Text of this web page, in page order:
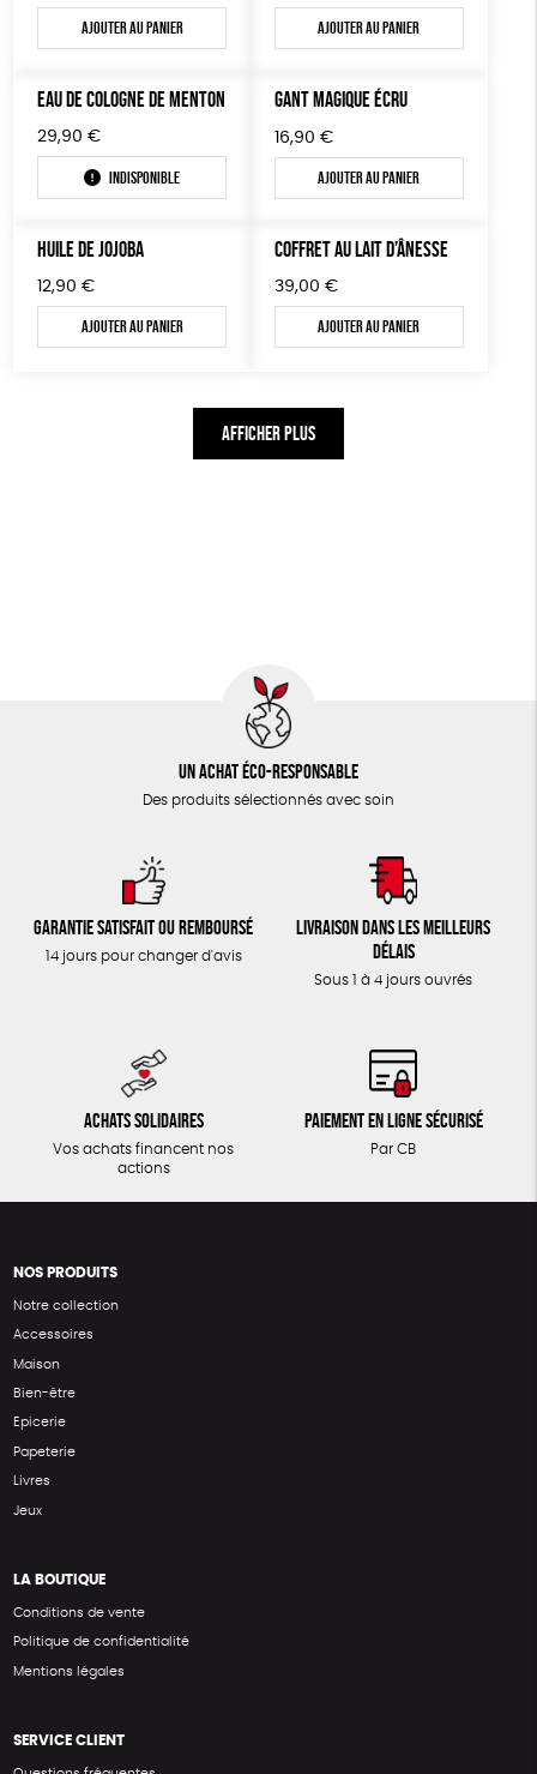
Ajouter au panier Ajouter au panier
EAU DE COLOGNE DE MENTON
29,90 €
Indisponible
GANT MAGIQUE ÉCRU
16,90 €
Ajouter au panier
HUILE DE JOJOBA
12,90 €
Ajouter au panier
COFFRET AU LAIT D’ÂNESSE
39,00 €
Ajouter au panier
AFFICHER PLUS
Un achat éco-responsable
Des produits sélectionnés avec soin
Garantie satisfait ou remboursé
14 jours pour changer d'avis
Livraison dans les meilleurs
délais
Sous 1 à 4 jours ouvrés
Achats solidaires
Vos achats financent nos
actions
Paiement en ligne sécurisé
Par CB
NOS PRODUITS
Notre collection
Accessoires
Maison
Bien-être
Epicerie
Papeterie
Livres
Jeux
LA BOUTIQUE
Conditions de vente
Politique de confidentialité
Mentions légales
SERVICE CLIENT